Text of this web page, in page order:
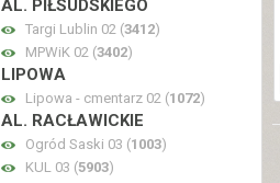
AL. PIŁSUDSKIEGO
Targi Lublin 02 (3412)
MPWiK 02 (3402)
LIPOWA
Lipowa - cmentarz 02 (1072)
AL. RACŁAWICKIE
Ogród Saski 03 (1003)
KUL 03 (5903)